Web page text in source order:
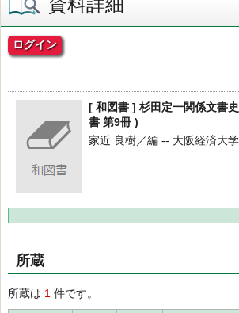
資料詳細
ログイン
[ 和図書 ] 杉田定一関係文書
書 第9冊 )
家近 良樹／編 -- 大阪経済大
所蔵
所蔵は 1 件です。